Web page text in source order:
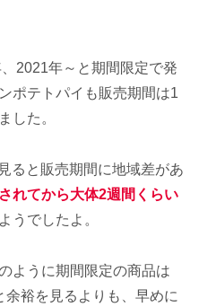
2021年～と期間限定で発
ポテトパイも販売期間は1
した。
ると販売期間に地域差があ
れてから大体2週間くらい
うでしたよ。
ように期間限定の商品は
余裕を見るよりも、早めに